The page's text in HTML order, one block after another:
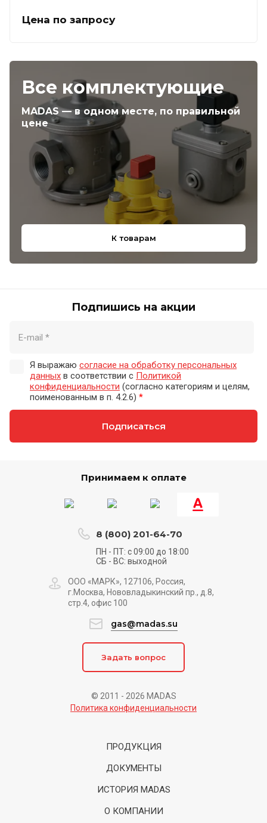
Цена по запросу
Все комплектующие
MADAS — в одном месте, по правильной
цене
К товарам
Подпишись на акции
Я выражаю согласие на обработку персональных
данных в соответствии с Политикой
конфиденциальности (согласно категориям и целям,
поименованным в п. 4.2.6) *
Подписаться
Принимаем к оплате
© 2011 - 2026 MADAS
Политика конфиденциальности
8 (800) 201-64-70
ПН - ПТ: с 09:00 до 18:00
СБ - ВС: выходной
ООО «МАРК», 127106, Россия,
г.Москва, Нововладыкинский пр., д.8,
стр.4, офис 100
gas@madas.su
Задать вопрос
ПРОДУКЦИЯ
ДОКУМЕНТЫ
ИСТОРИЯ MADAS
О КОМПАНИИ